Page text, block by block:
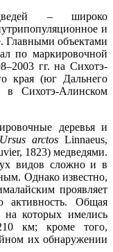
– широко
и
Главными объектами
по маркировочной
гг. на Сихотэ-
края (юг Дальнего
Сихотэ-Алинском
деревья и
arctosLinnaeus,
1823) медведями.
видов сложно и в
Однако известно,
проявляет
активность. Общая
на которых имелись
км; кроме того,
их обнаружении